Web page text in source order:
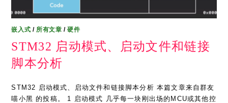
嵌入式 / 所有文章 /硬件
STM32 启动模式、启动文件和链接
脚本分析
STM32 启动模式、启动文件和链接脚本分析 本篇文章来自群友
喵小黑 的投稿。 1 启动模式 几乎每一块刚出场的MCU或其他控